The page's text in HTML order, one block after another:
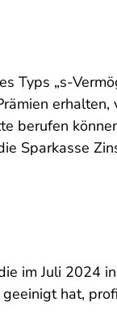
Typs „s-
berufen
Sparkasse
im Juli 2024
hat,